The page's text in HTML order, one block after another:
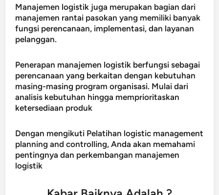
Manajemen logistik juga merupakan bagian dari
manajemen rantai pasokan yang memiliki banyak
fungsi perencanaan, implementasi, dan layanan
pelanggan.
Penerapan manajemen logistik berfungsi sebagai
perencanaan yang berkaitan dengan kebutuhan
masing-masing program organisasi. Mulai dari
analisis kebutuhan hingga memprioritaskan
ketersediaan produk
Dengan mengikuti Pelatihan logistic management
planning and controlling, Anda akan memahami
pentingnya dan perkembangan manajemen
logistik